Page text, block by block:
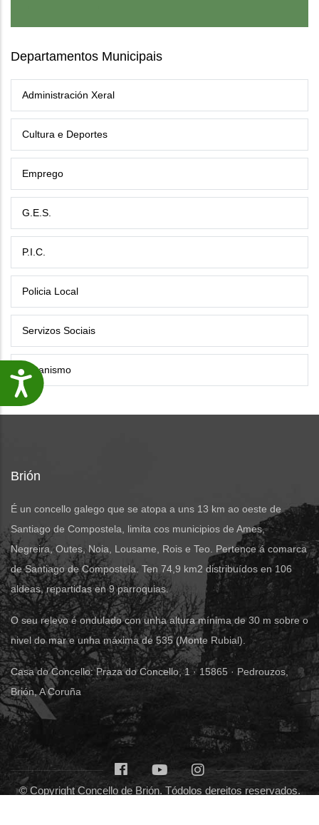
Accesibilidade
Departamentos Municipais
Administración Xeral
Cultura e Deportes
Emprego
G.E.S.
P.I.C.
Policia Local
Servizos Sociais
Urbanismo
Brión
É un concello galego que se atopa a uns 13 km ao oeste de
Santiago de Compostela, limita cos municipios de Ames,
Negreira, Outes, Noia, Lousame, Rois e Teo. Pertence á comarca
de Santiago de Compostela. Ten 74,9 km2 distribuídos en 106
aldeas, repartidas en 9 parroquias.
O seu relevo é ondulado con unha altura mínima de 30 m sobre o
nivel do mar e unha máxima de 535 (Monte Rubial).
Casa do Concello: Praza do Concello, 1 · 15865 · Pedrouzos,
Brión, A Coruña
© Copyright Concello de Brión. Tódolos dereitos reservados.